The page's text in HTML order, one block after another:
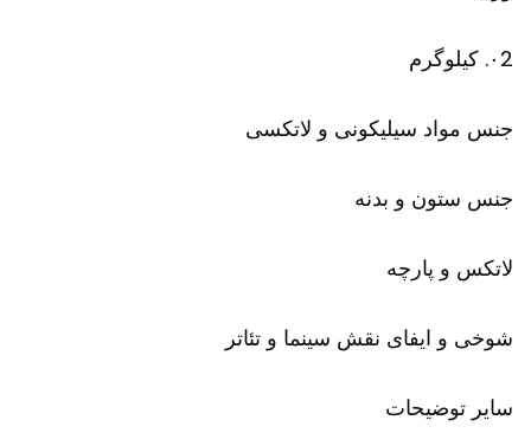
۰2. کیلوگرم
جنس مواد سیلیکونی و لاتکسی
جنس ستون و بدنه
لاتکس و پارچه
شوخی و ایفای نقش سینما و تئاتر
سایر توضیحات